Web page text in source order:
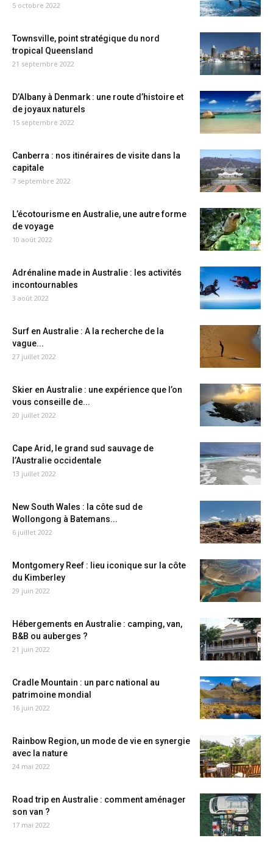
5 octobre 2022
Townsville, point stratégique du nord
tropical Queensland
21 septembre 2022
D’Albany à Denmark : une route d’histoire et
de joyaux naturels
15 septembre 2022
Canberra : nos itinéraires de visite dans la
capitale
7 septembre 2022
L’écotourisme en Australie, une autre forme
de voyage
10 août 2022
Adrénaline made in Australie : les activités
incontournables
3 août 2022
Surf en Australie : A la recherche de la
vague...
27 juillet 2022
Skier en Australie : une expérience que l’on
vous conseille de...
20 juillet 2022
Cape Arid, le grand sud sauvage de
l’Australie occidentale
13 juillet 2022
New South Wales : la côte sud de
Wollongong à Batemans...
6 juillet 2022
Montgomery Reef : lieu iconique sur la côte
du Kimberley
29 juin 2022
Hébergements en Australie : camping, van,
B&B ou auberges ?
21 juin 2022
Cradle Mountain : un parc national au
patrimoine mondial
16 juin 2022
Rainbow Region, un mode de vie en synergie
avec la nature
24 mai 2022
Road trip en Australie : comment aménager
son van ?
17 mai 2022